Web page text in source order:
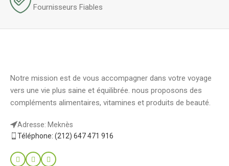
Fournisseurs Fiables
Notre mission est de vous accompagner dans votre voyage
vers une vie plus saine et équilibrée. nous proposons des
compléments alimentaires, vitamines et produits de beauté.
Adresse: Meknès
Téléphone: (212) 647 471 916